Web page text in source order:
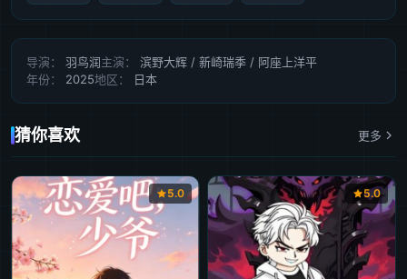
导演： 羽鸟润主演：
滨野大辉 / 新崎瑞季 / 阿座上洋平
年份：
2025地区： 日本
猜你喜欢 更多
5.0 5.0